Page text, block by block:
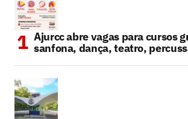
Ajurcc abre vagas para cursos
sanfona, dança, teatro,